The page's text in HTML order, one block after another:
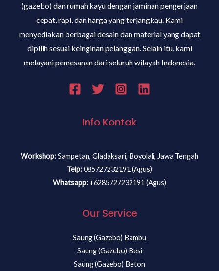
(gazebo) dan rumah kayu dengan jaminan pengerjaan
cepat, rapi, dan harga yang terjangkau. Kami
menyediakan berbagai desain dan material yang dapat
dipilih sesuai keinginan pelanggan. Selain itu, kami
melayani pemesanan dari seluruh wilayah Indonesia.
Info Kontak
Workshop:Sampetan, Gladaksari, Boyolali, Jawa Tengah
Telp:085727232191 (Agus)
Whatsapp: +6285727232191 (Agus)
Our Service
Saung (Gazebo) Bambu
Saung (Gazebo) Besi
Saung (Gazebo) Beton